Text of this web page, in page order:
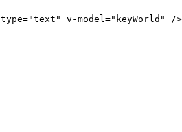
type="text" v-model="keyWorld" />